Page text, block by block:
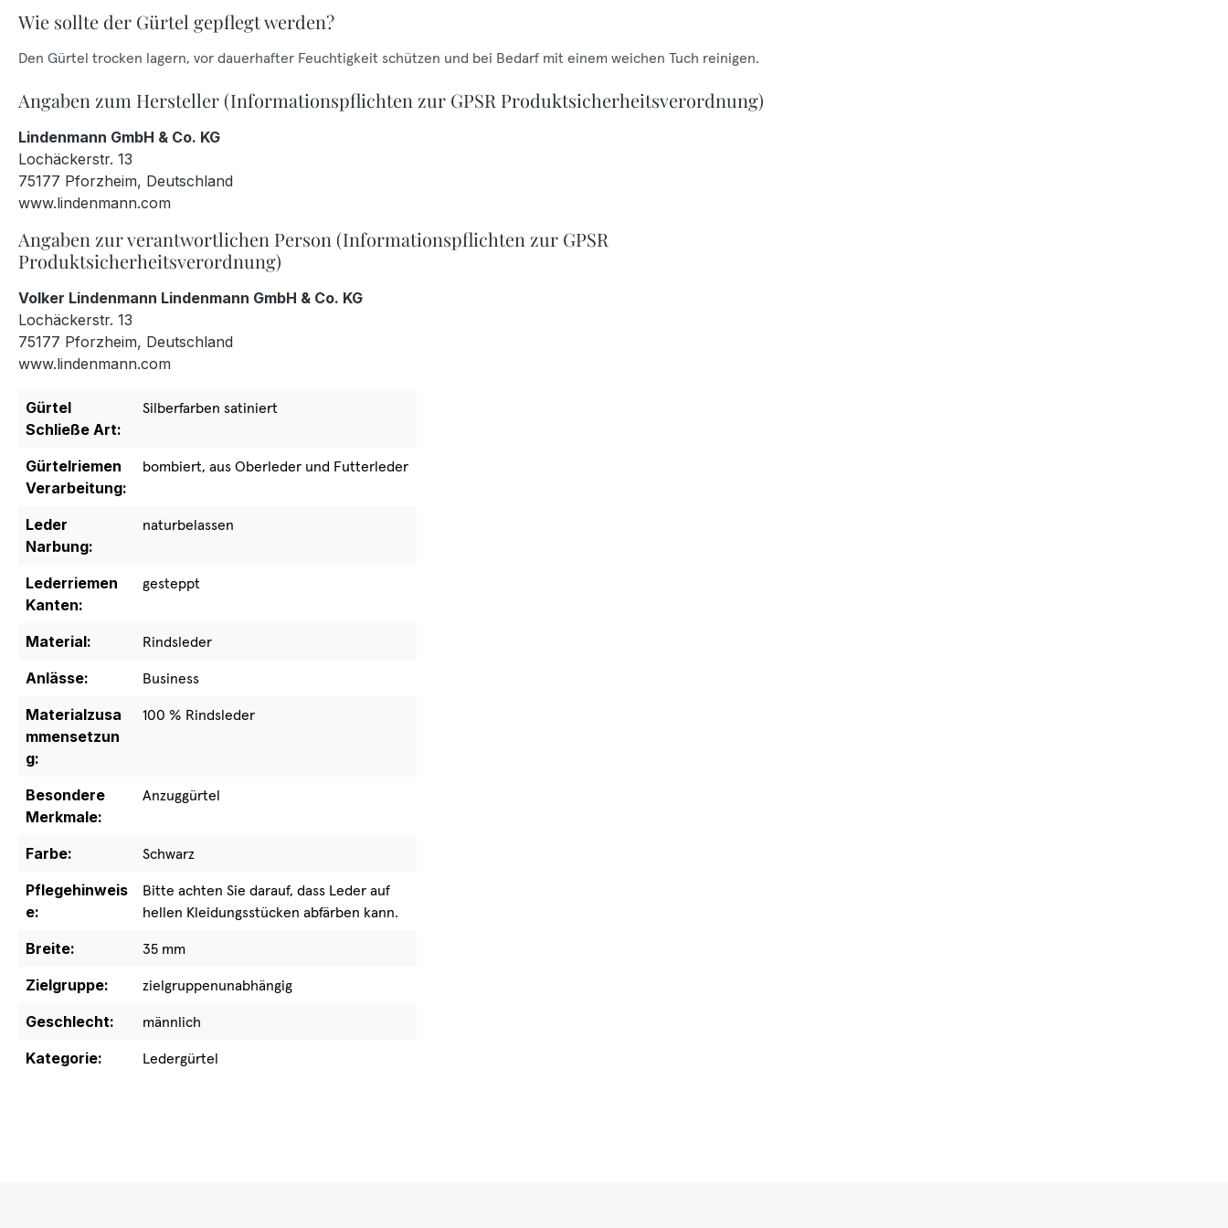
Wie sollte der Gürtel gepflegt werden?
Den Gürtel trocken lagern, vor dauerhafter Feuchtigkeit schützen und bei Bedarf mit einem weichen Tuch reinigen.
Angaben zum Hersteller (Informationspflichten zur GPSR Produktsicherheitsverordnung)
Lindenmann GmbH & Co. KG
Lochäckerstr. 13
75177 Pforzheim, Deutschland
www.lindenmann.com
Angaben zur verantwortlichen Person (Informationspflichten zur GPSR
Produktsicherheitsverordnung)
Volker Lindenmann Lindenmann GmbH & Co. KG
Lochäckerstr. 13
75177 Pforzheim, Deutschland
www.lindenmann.com
Gürtel
Schließe Art:
Silberfarben satiniert
Gürtelriemen
Verarbeitung:
bombiert, aus Oberleder und Futterleder
Leder
Narbung:
naturbelassen
Lederriemen
Kanten:
gesteppt
Material:
Rindsleder
Anlässe:
Business
Materialzusa
mmensetzun
g:
100 % Rindsleder
Besondere
Merkmale:
Anzuggürtel
Farbe:
Schwarz
Pflegehinweis
e:
Bitte achten Sie darauf, dass Leder auf
hellen Kleidungsstücken abfärben kann.
Breite:
35 mm
Zielgruppe:
zielgruppenunabhängig
Geschlecht:
männlich
Kategorie:
Ledergürtel